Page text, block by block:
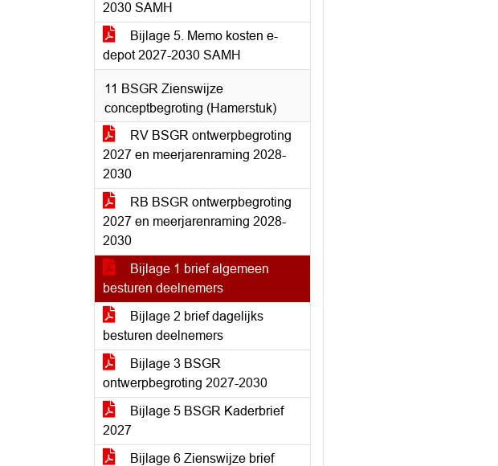
2030 SAMH
Bijlage 5. Memo kosten e-
depot 2027-2030 SAMH
11 BSGR Zienswijze
conceptbegroting (Hamerstuk)
RV BSGR ontwerpbegroting
2027 en meerjarenraming 2028-
2030
RB BSGR ontwerpbegroting
2027 en meerjarenraming 2028-
2030
Bijlage 1 brief algemeen
besturen deelnemers
Bijlage 2 brief dagelijks
besturen deelnemers
Bijlage 3 BSGR
ontwerpbegroting 2027-2030
Bijlage 5 BSGR Kaderbrief
2027
Bijlage 6 Zienswijze brief